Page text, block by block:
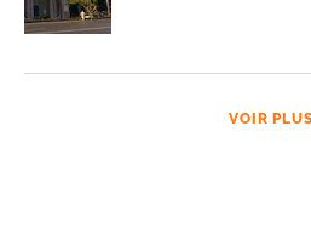
VOIR PLUS